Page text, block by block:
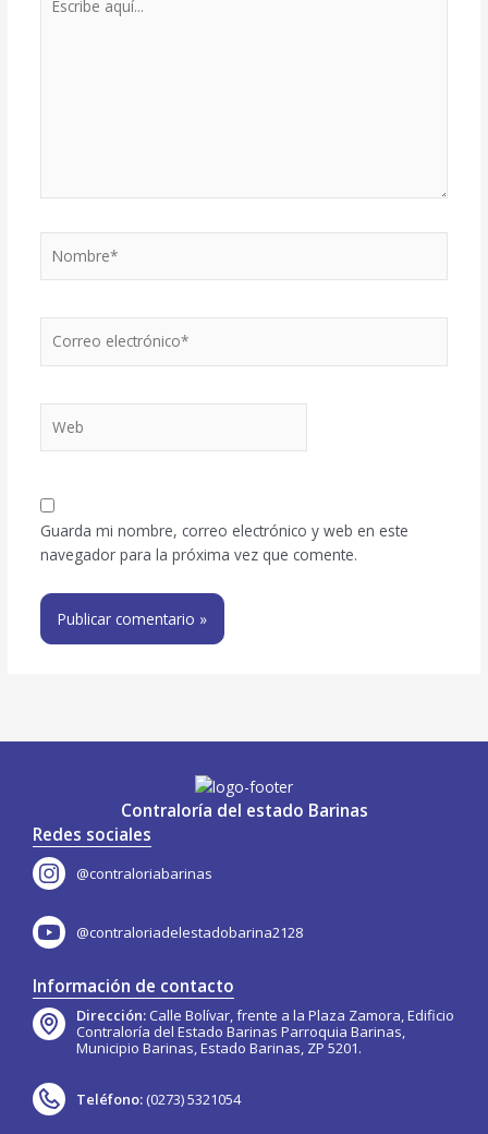
aquí...
electrónico*
Guarda mi nombre, correo electrónico y web en este
navegador para la próxima vez que comente.
Contraloría del estado Barinas
Redes sociales
@contraloriabarinas
@contraloriadelestadobarina2128
Información de contacto
Dirección: Calle Bolívar, frente a la Plaza Zamora, Edificio
Contraloría del Estado Barinas Parroquia Barinas,
Municipio Barinas, Estado Barinas, ZP 5201.
Teléfono: (0273) 5321054